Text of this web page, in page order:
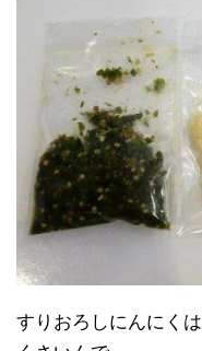
すりおろしにんにく